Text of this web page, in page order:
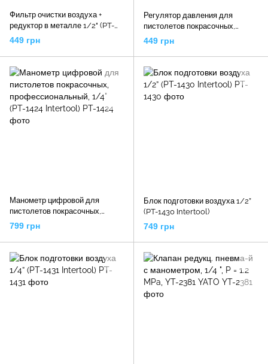
Фильтр очистки воздуха +
редуктор в металле 1/2" (PT-
1410 Intertool)
449 грн
Регулятор давления для
пистолетов покрасочных,
профессиональный 1/4" (PT-
1423 Intertool)
449 грн
Манометр цифровой для
пистолетов покрасочных,
профессиональный, 1/4" (PT-
1424 Intertool)
799 грн
Блок подготовки воздуха 1/2”
(PT-1430 Intertool)
749 грн